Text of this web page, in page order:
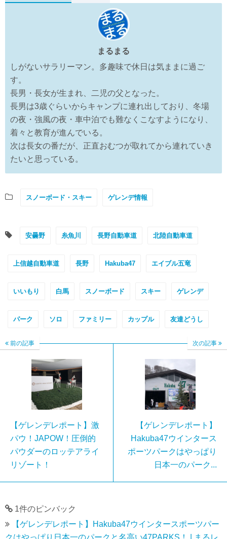
心者・ファミリ
まるまる
しがないサラリーマン。多趣味で休日は気ままに過ご
す。
長男・長女が生まれ、二児の父となった。
長男は3歳ぐらいからキャンプに連れ出しており、冬場
の夜・強風の夜・車中泊でも難なくこなすようになり、
着々と教育が進んでいる。
次は長女の番だが、正直おむつが取れてから連れていき
たいと思っている。
スノーボード・スキー ゲレンデ情報
安曇野 糸魚川 長野自動車道 北陸自動車道
上信越自動車道 長野 Hakuba47 エイブル五竜
いいもり 白馬 スノーボード スキー ゲレンデ
パーク ソロ ファミリー カップル 友達どうし
前の記事
【ゲレンデレポート】激
パウ！JAPOW！圧倒的
パウダーのロッテアライ
リゾート！
次の記事
【ゲレンデレポート】
Hakuba47ウインタース
ポーツパークはやっぱり
日本一のパーク...
1件のピンバック
【ゲレンデレポート】Hakuba47ウインタースポーツパー
クはやっぱり日本一のパークと名高い47PARKS！ | まるレ